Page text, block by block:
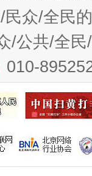
民众/全民
/公共/全
010-